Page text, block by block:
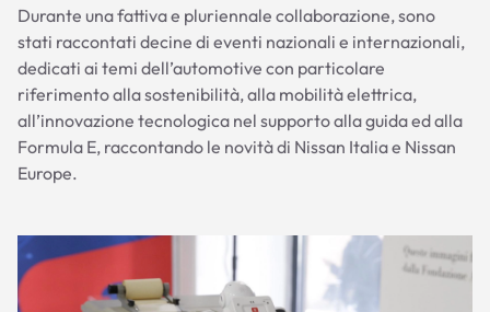
Durante una fattiva e pluriennale collaborazione, sono
stati raccontati decine di eventi nazionali e internazionali,
dedicati ai temi dell’automotive con particolare
riferimento alla sostenibilità, alla mobilità elettrica,
all’innovazione tecnologica nel supporto alla guida ed alla
Formula E, raccontando le novità di Nissan Italia e Nissan
Europe.